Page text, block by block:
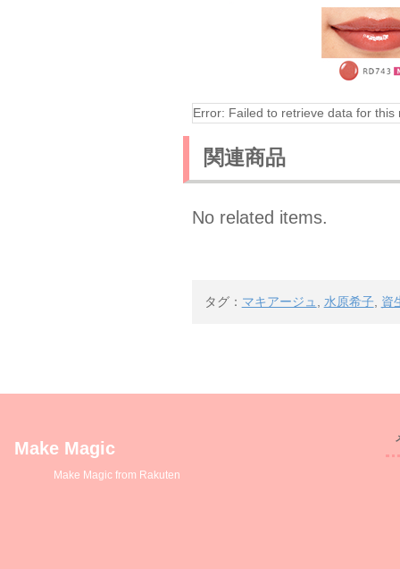
Error: Failed to retrieve data for this
関連商品
No related items.
タグ： マキアージュ, 水原希子, 資
Make Magic
Make Magic from Rakuten